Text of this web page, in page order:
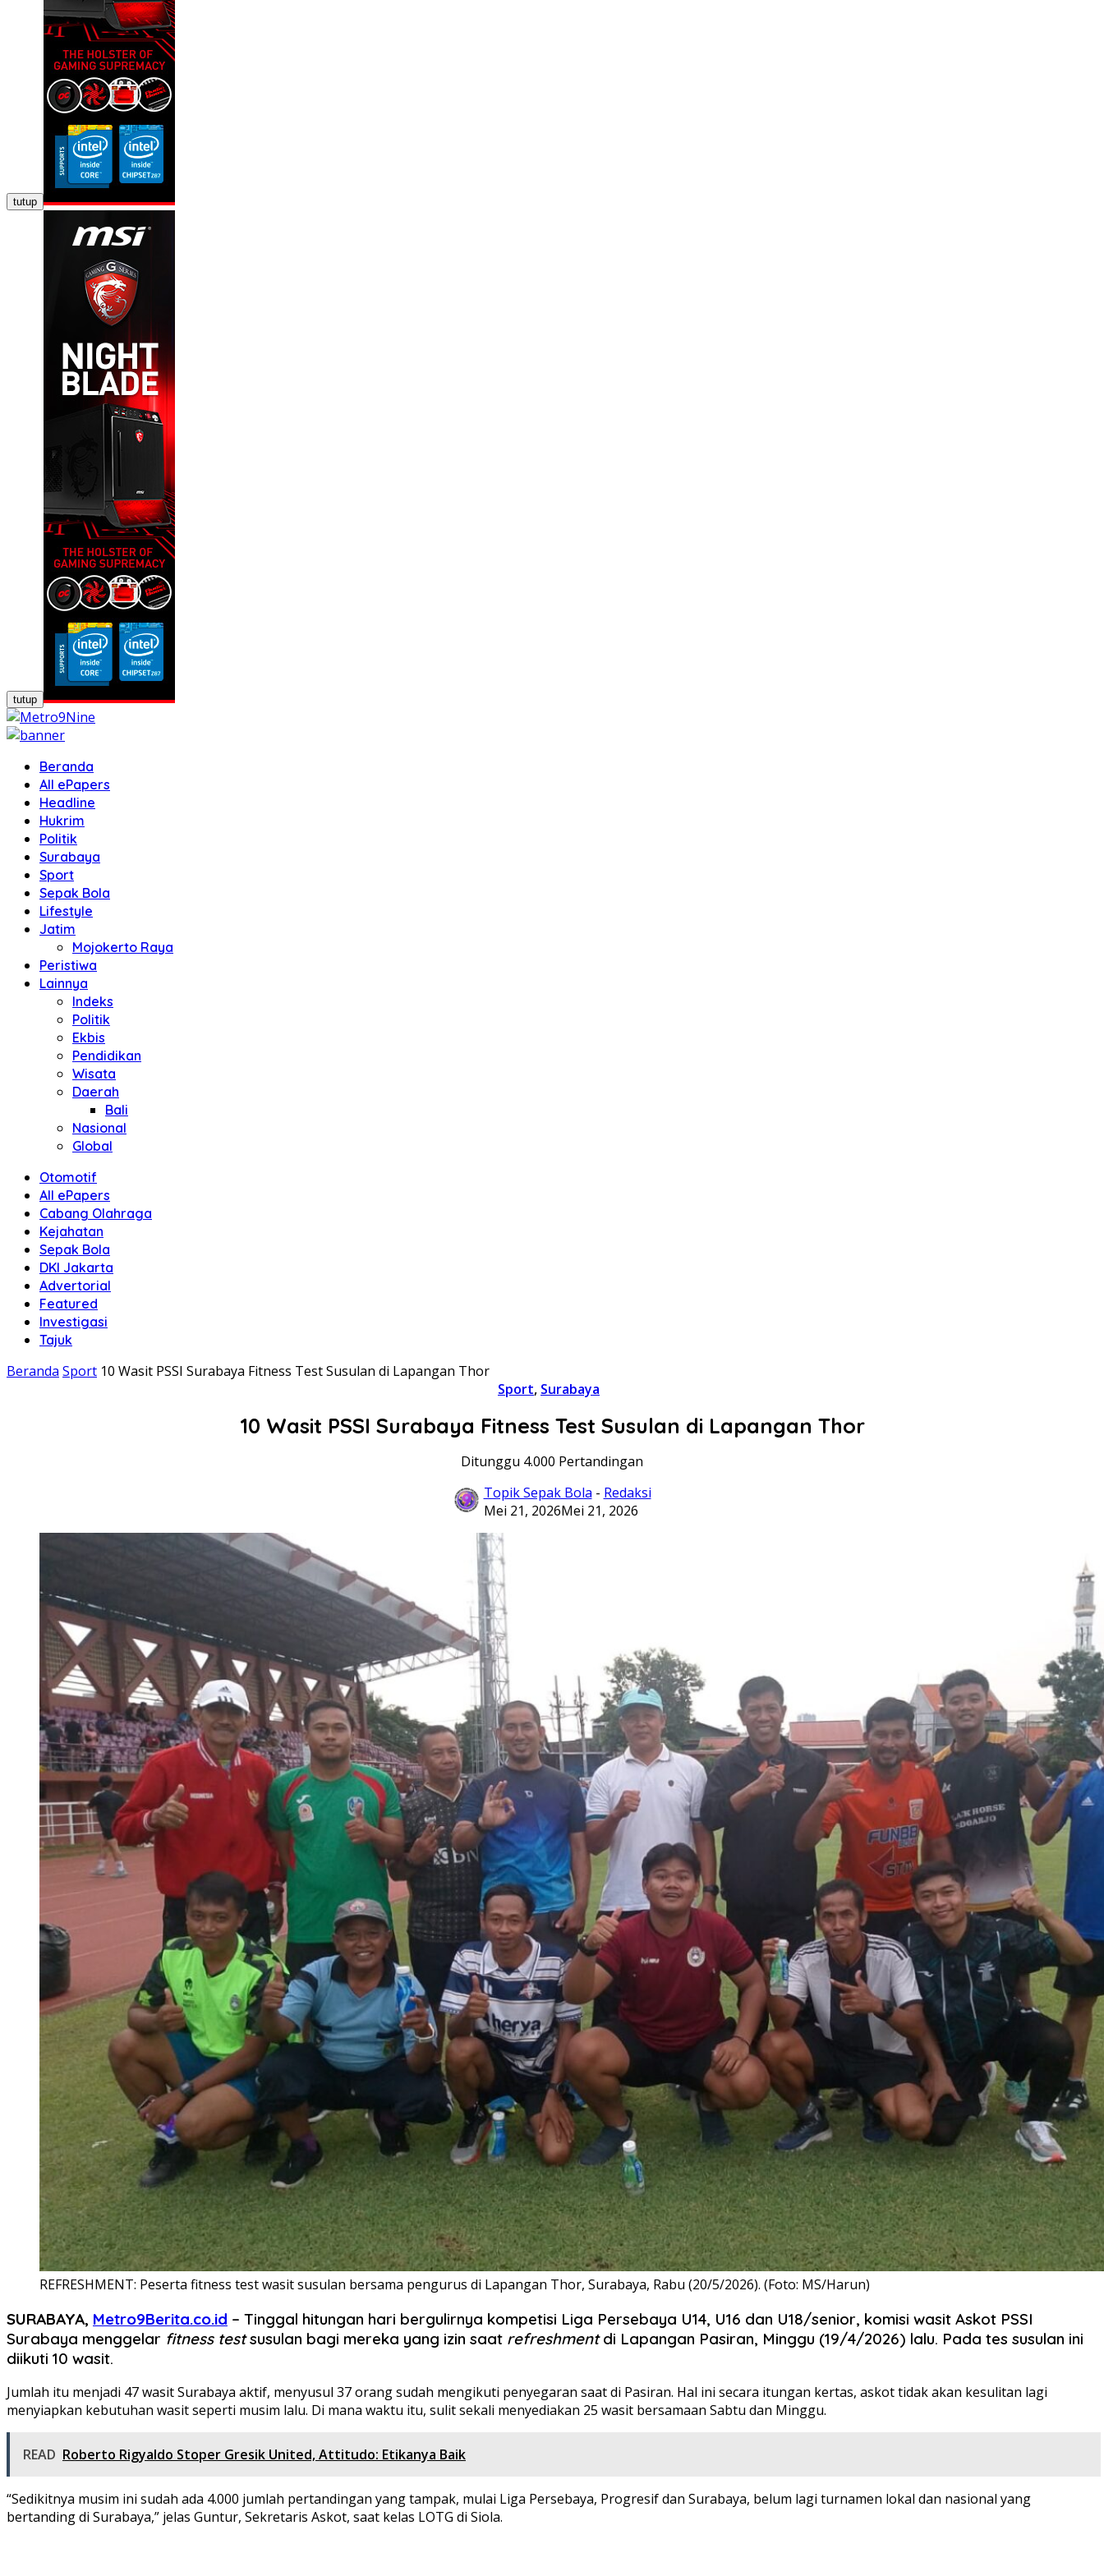
tutup
tutup
Beranda
All ePapers
Headline
Hukrim
Politik
Surabaya
Sport
Sepak Bola
Lifestyle
Jatim
Mojokerto Raya
Peristiwa
Lainnya
Indeks
Politik
Ekbis
Pendidikan
Wisata
Daerah
Bali
Nasional
Global
Otomotif
All ePapers
Cabang Olahraga
Kejahatan
Sepak Bola
DKI Jakarta
Advertorial
Featured
Investigasi
Tajuk
Beranda Sport 10 Wasit PSSI Surabaya Fitness Test Susulan di Lapangan Thor
Sport, Surabaya
10 Wasit PSSI Surabaya Fitness Test Susulan di Lapangan Thor
Ditunggu 4.000 Pertandingan
Topik Sepak Bola - Redaksi
Mei 21, 2026Mei 21, 2026
REFRESHMENT: Peserta fitness test wasit susulan bersama pengurus di Lapangan Thor, Surabaya, Rabu (20/5/2026). (Foto: MS/Harun)
SURABAYA, Metro9Berita.co.id – Tinggal hitungan hari bergulirnya kompetisi Liga Persebaya U14, U16 dan U18/senior, komisi wasit Askot PSSI
Surabaya menggelar fitness testsusulan bagi mereka yang izin saat refreshmentdi Lapangan Pasiran, Minggu (19/4/2026) lalu. Pada tes susulan ini
diikuti 10 wasit.
Jumlah itu menjadi 47 wasit Surabaya aktif, menyusul 37 orang sudah mengikuti penyegaran saat di Pasiran. Hal ini secara itungan kertas, askot tidak akan kesulitan lagi
menyiapkan kebutuhan wasit seperti musim lalu. Di mana waktu itu, sulit sekali menyediakan 25 wasit bersamaan Sabtu dan Minggu.
READ Roberto Rigyaldo Stoper Gresik United, Attitudo: Etikanya Baik
“Sedikitnya musim ini sudah ada 4.000 jumlah pertandingan yang tampak, mulai Liga Persebaya, Progresif dan Surabaya, belum lagi turnamen lokal dan nasional yang
bertanding di Surabaya,” jelas Guntur, Sekretaris Askot, saat kelas LOTG di Siola.